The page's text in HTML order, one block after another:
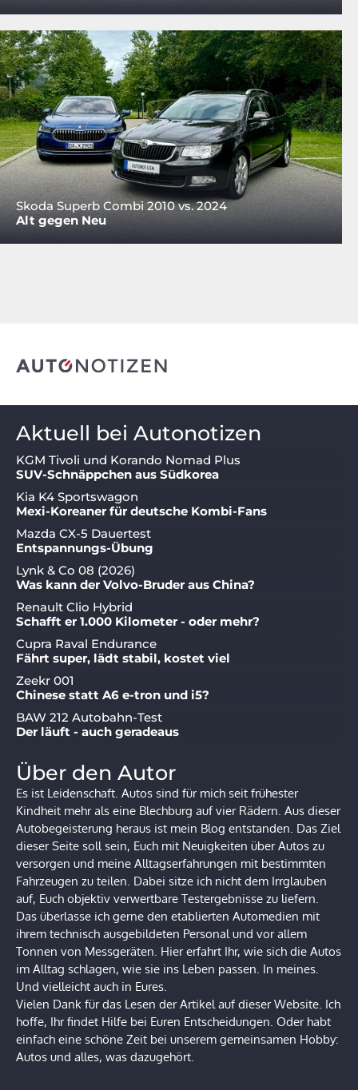
Skoda Superb Combi 2010 vs. 2024
Alt gegen Neu
Aktuell bei Autonotizen
KGM Tivoli und Korando Nomad Plus
SUV-Schnäppchen aus Südkorea
Kia K4 Sportswagon
Mexi-Koreaner für deutsche Kombi-Fans
Mazda CX-5 Dauertest
Entspannungs-Übung
Lynk & Co 08 (2026)
Was kann der Volvo-Bruder aus China?
Renault Clio Hybrid
Schafft er 1.000 Kilometer - oder mehr?
Cupra Raval Endurance
Fährt super, lädt stabil, kostet viel
Zeekr 001
Chinese statt A6 e-tron und i5?
BAW 212 Autobahn-Test
Der läuft - auch geradeaus
Über den Autor
Es ist Leidenschaft. Autos sind für mich seit frühester
Kindheit mehr als eine Blechburg auf vier Rädern. Aus dieser
Autobegeisterung heraus ist mein Blog entstanden. Das Ziel
dieser Seite soll sein, Euch mit Neuigkeiten über Autos zu
versorgen und meine Alltagserfahrungen mit bestimmten
Fahrzeugen zu teilen. Dabei sitze ich nicht dem Irrglauben
auf, Euch objektiv verwertbare Testergebnisse zu liefern.
Das überlasse ich gerne den etablierten Automedien mit
ihrem technisch ausgebildeten Personal und vor allem
Tonnen von Messgeräten. Hier erfahrt Ihr, wie sich die Autos
im Alltag schlagen, wie sie ins Leben passen. In meines.
Und vielleicht auch in Eures.
Vielen Dank für das Lesen der Artikel auf dieser Website. Ich
hoffe, Ihr findet Hilfe bei Euren Entscheidungen. Oder habt
einfach eine schöne Zeit bei unserem gemeinsamen Hobby:
Autos und alles, was dazugehört.